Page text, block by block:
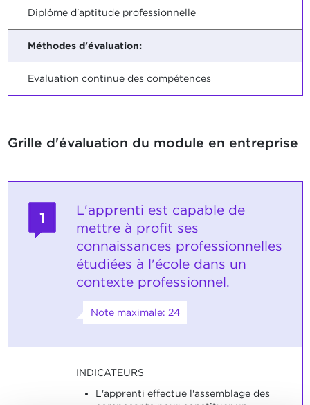
Diplôme d'aptitude professionnelle
Méthodes d'évaluation:
Evaluation continue des compétences
Grille d'évaluation du module en entreprise
1
L'apprenti est capable de
mettre à profit ses
connaissances professionnelles
étudiées à l'école dans un
contexte professionnel.
Note maximale: 24
INDICATEURS
L'apprenti effectue l'assemblage des